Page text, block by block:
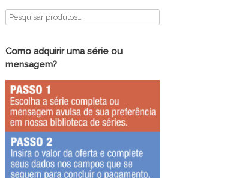
Como adquirir uma série ou
mensagem?